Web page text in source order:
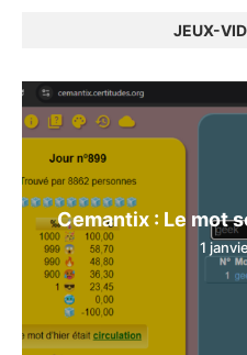
JEUX-
Cemantix : Le mot
1